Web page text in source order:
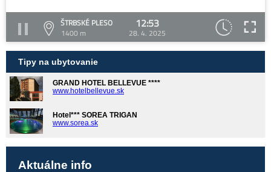
ŠTRBSKÉ PLESO
1400 m
12:53
28. 4. 2025
Tipy na ubytovanie
GRAND HOTEL BELLEVUE ****
www.hotelbellevue.sk
Hotel*** SOREA TRIGAN
www.sorea.sk
Aktuálne info